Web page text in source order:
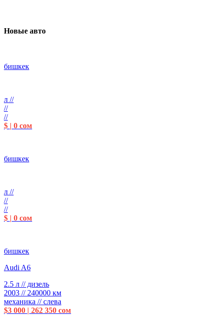
Новые авто
бишкек
л //
//
//
$ | 0 сом
бишкек
л //
//
//
$ | 0 сом
бишкек
Audi A6
2.5 л // дизель
2003 // 240000 км
механика // слева
$3 000 | 262 350 сом